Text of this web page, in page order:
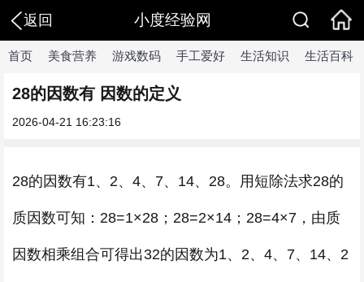
返回 小度经验网
首页 美食营养 游戏数码 手工爱好 生活知识 生活百科
28的因数有 因数的定义
2026-04-21 16:23:16
28的因数有1、2、4、7、14、28。用短除法求28的
质因数可知：28=1×28；28=2×14；28=4×7，由质
因数相乘组合可得出32的因数为1、2、4、7、14、2